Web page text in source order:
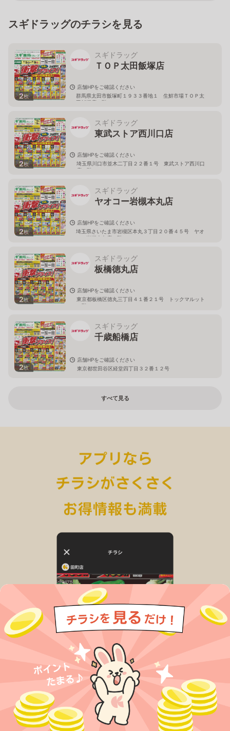
スギドラッグのチラシを見る
2枚
スギドラッグ
ＴＯＰ太田飯塚店
店舗HPをご確認ください
群馬県太田市飯塚町１９３３番地１ 生鮮市場ＴＯＰ太
田飯塚店１階
2枚
スギドラッグ
東武ストア西川口店
店舗HPをご確認ください
埼玉県川口市並木二丁目２２番１号 東武ストア西川口
店２階
2枚
スギドラッグ
ヤオコー岩槻本丸店
店舗HPをご確認ください
埼玉県さいたま市岩槻区本丸３丁目２０番４５号 ヤオ
コー岩槻本丸店２階
2枚
スギドラッグ
板橋徳丸店
店舗HPをご確認ください
東京都板橋区徳丸三丁目４１番２１号 トックマルット
１階
2枚
スギドラッグ
千歳船橋店
店舗HPをご確認ください
東京都世田谷区経堂四丁目３２番１２号
すべて見る